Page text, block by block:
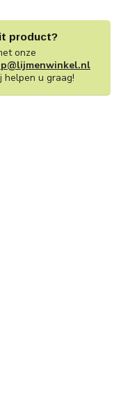
product?
onze
helpen u graag!